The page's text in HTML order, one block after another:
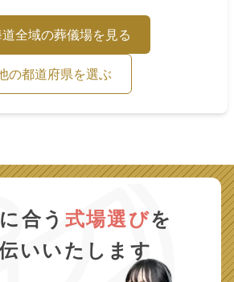
全域の葬儀場を見る
の都道府県を選ぶ
合う 式場選びを
いいたします